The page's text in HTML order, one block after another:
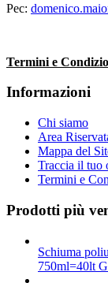
Pec:
Termini e
Informazioni
Chi siamo
Area
Mappa del
Traccia il tuo
Termini e
Prodotti più
Schiuma
750ml=40lt